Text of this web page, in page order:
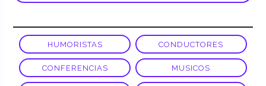
HUMORISTAS CONDUCTORES
CONFERENCIAS MUSICOS